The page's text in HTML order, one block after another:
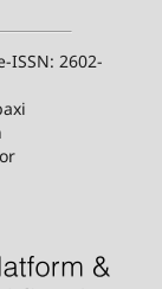
ISSN: 2602-